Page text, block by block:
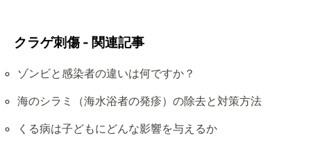
クラゲ刺傷 - 関連記事
ゾンビと感染者の違いは何ですか？
海のシラミ（海水浴者の発疹）の除去と対策方法
くる病は子どもにどんな影響を与えるか